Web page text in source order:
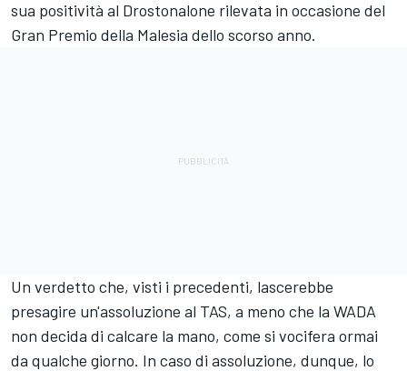
sua positività al Drostonalone rilevata in occasione del
Gran Premio della Malesia dello scorso anno.
Un verdetto che, visti i precedenti, lascerebbe
presagire un'assoluzione al TAS, a meno che la WADA
non decida di calcare la mano, come si vocifera ormai
da qualche giorno. In caso di assoluzione, dunque, lo